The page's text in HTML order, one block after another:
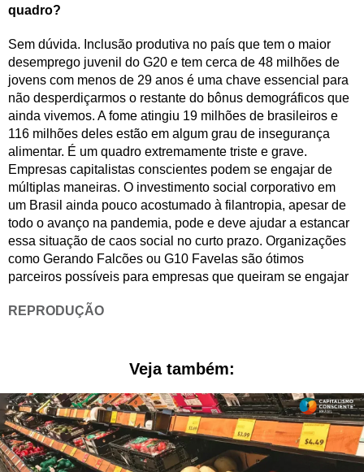
quadro?
Sem dúvida. Inclusão produtiva no país que tem o maior
desemprego juvenil do G20 e tem cerca de 48 milhões de
jovens com menos de 29 anos é uma chave essencial para
não desperdiçarmos o restante do bônus demográficos que
ainda vivemos. A fome atingiu 19 milhões de brasileiros e
116 milhões deles estão em algum grau de insegurança
alimentar. É um quadro extremamente triste e grave.
Empresas capitalistas conscientes podem se engajar de
múltiplas maneiras. O investimento social corporativo em
um Brasil ainda pouco acostumado à filantropia, apesar de
todo o avanço na pandemia, pode e deve ajudar a estancar
essa situação de caos social no curto prazo. Organizações
como Gerando Falcões ou G10 Favelas são ótimos
parceiros possíveis para empresas que queiram se engajar
REPRODUÇÃO
Veja também: